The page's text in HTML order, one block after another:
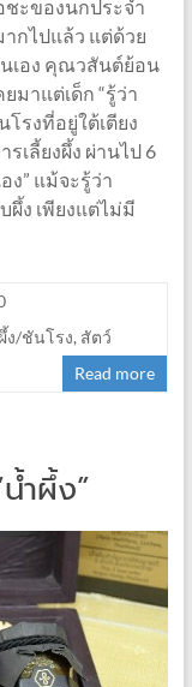
ะของนกประจำ
กไปแล้ว แต่ด้วย
เอง คุณวสันต์ย้อน
มาแต่เด็ก “รู้ว่า
รงที่อยู่ใต้เตียง
เลี้ยงผึ้ง ผ่านไป 6
ง” แม้จะรู้ว่า
ผึ้ง เพียงแต่ไม่มี
ง/ชันโรง, สัตว์
Read more
ำผึ้ง”